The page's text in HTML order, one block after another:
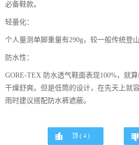
必备鞋款。
轻量化：
个人量测单脚重量有290g，较一般传统登山
防水性：
GORE-TEX 防水透气鞋面表现100%，就
干燥舒爽。但是低筒的设计，在先天上就
雨时建议搭配防水裤遮蔽。
顶 ( 4)